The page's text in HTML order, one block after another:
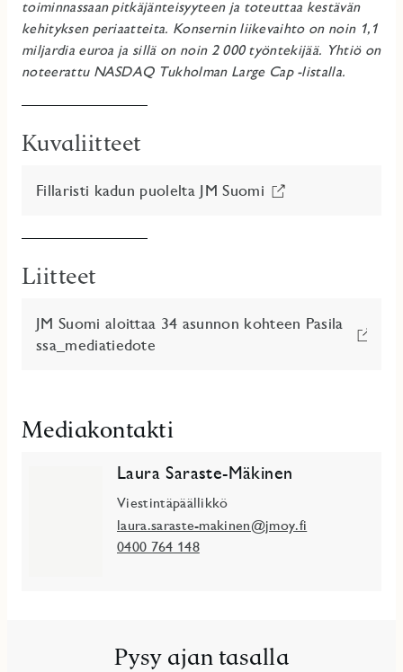
toiminnassaan pitkäjänteisyyteen ja toteuttaa kestävän
kehityksen periaatteita. Konsernin liikevaihto on noin 1,1
miljardia euroa ja sillä on noin 2 000 työntekijää. Yhtiö on
noteerattu NASDAQ Tukholman Large Cap -listalla.
Kuvaliitteet
Fillaristi kadun puolelta JM Suomi
Liitteet
JM Suomi aloittaa 34 asunnon kohteen Pasila
ssa_mediatiedote
Mediakontakti
Laura Saraste-Mäkinen
Viestintäpäällikkö
laura.saraste-makinen@jmoy.fi
0400 764 148
Pysy ajan tasalla